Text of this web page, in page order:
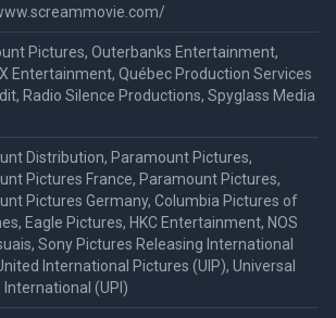
Pictures, Outerbanks Entertainment,
Entertainment, Québec Production Services
Radio Silence Productions, Spyglass Media
Distribution, Paramount Pictures,
Pictures France, Paramount Pictures,
Pictures Germany, Columbia Pictures of
Eagle Pictures, HKC Entertainment, NOS
Sony Pictures Releasing International
International Pictures (UIP), Universal
International (UPI)